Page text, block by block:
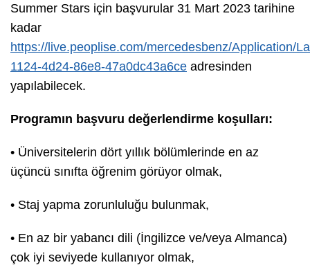
Summer Stars için başvurular 31 Mart 2023 tarihine
kadar
https://live.peoplise.com/mercedesbenz/Application/
1124-4d24-86e8-47a0dc43a6ce adresinden
yapılabilecek.
Programın başvuru değerlendirme koşulları:
• Üniversitelerin dört yıllık bölümlerinde en az
üçüncü sınıfta öğrenim görüyor olmak,
• Staj yapma zorunluluğu bulunmak,
• En az bir yabancı dili (İngilizce ve/veya Almanca)
çok iyi seviyede kullanıyor olmak,